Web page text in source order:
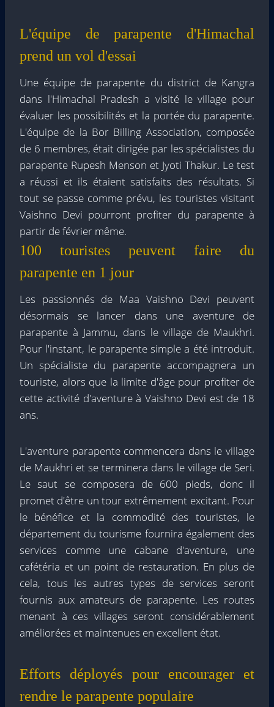
L'équipe de parapente d'Himachal
prend un vol d'essai
Une équipe de parapente du district de Kangra
dans l'Himachal Pradesh a visité le village pour
évaluer les possibilités et la portée du parapente.
L'équipe de la Bor Billing Association, composée
de 6 membres, était dirigée par les spécialistes du
parapente Rupesh Menson et Jyoti Thakur. Le test
a réussi et ils étaient satisfaits des résultats. Si
tout se passe comme prévu, les touristes visitant
Vaishno Devi pourront profiter du parapente à
partir de février même.
100 touristes peuvent faire du
parapente en 1 jour
Les passionnés de Maa Vaishno Devi peuvent
désormais se lancer dans une aventure de
parapente à Jammu, dans le village de Maukhri.
Pour l'instant, le parapente simple a été introduit.
Un spécialiste du parapente accompagnera un
touriste, alors que la limite d'âge pour profiter de
cette activité d'aventure à Vaishno Devi est de 18
ans.
L'aventure parapente commencera dans le village
de Maukhri et se terminera dans le village de Seri.
Le saut se composera de 600 pieds, donc il
promet d'être un tour extrêmement excitant. Pour
le bénéfice et la commodité des touristes, le
département du tourisme fournira également des
services comme une cabane d'aventure, une
cafétéria et un point de restauration. En plus de
cela, tous les autres types de services seront
fournis aux amateurs de parapente. Les routes
menant à ces villages seront considérablement
améliorées et maintenues en excellent état.
Efforts déployés pour encourager et
rendre le parapente populaire